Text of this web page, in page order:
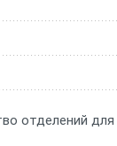
отделений